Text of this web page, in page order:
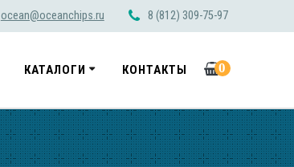
ocean@oceanchips.ru 8 (812) 309-75-97
КАТАЛОГИ КОНТАКТЫ 0